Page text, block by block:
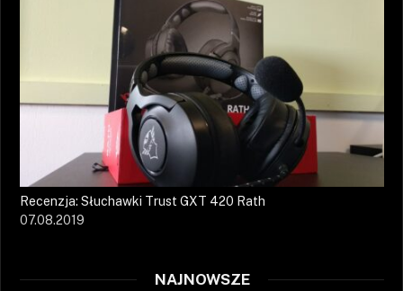
Recenzja: Słuchawki Trust GXT 420 Rath
07.08.2019
NAJNOWSZE